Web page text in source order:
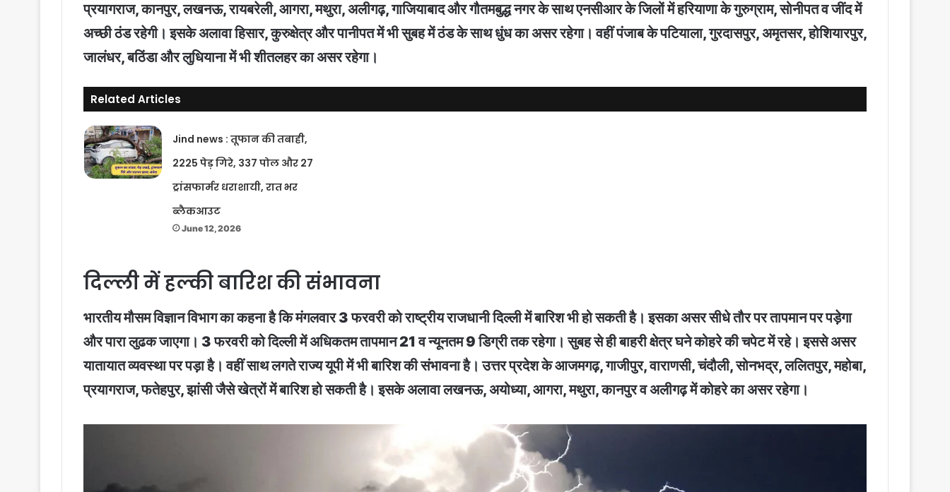
प्रयागराज, कानपुर, लखनऊ, रायबरेली, आगरा, मथुरा, अलीगढ़, गाजियाबाद और गौतमबुद्ध नगर के साथ एनसीआर के जिलों में हरियाणा के गुरुग्राम, सोनीपत व जींद में
अच्छी ठंड रहेगी। इसके अलावा हिसार, कुरुक्षेत्र और पानीपत में भी सुबह में ठंड के साथ धुंध का असर रहेगा। वहीं पंजाब के पटियाला, गुरदासपुर, अमृतसर, होशियारपुर,
जालंधर, बठिंडा और लुधियाना में भी शीतलहर का असर रहेगा।
Related Articles
Jind news : तूफान की तबाही,
2225 पेड़ गिरे, 337 पोल और 27
ट्रांसफार्मर धराशायी, रात भर
ब्लैकआउट
June 12, 2026
दिल्ली में हल्की बारिश की संभावना
भारतीय मौसम विज्ञान विभाग का कहना है कि मंगलवार 3 फरवरी को राष्ट्रीय राजधानी दिल्ली में बारिश भी हो सकती है। इसका असर सीधे तौर पर तापमान पर पड़ेगा
और पारा लुढक जाएगा। 3 फरवरी को दिल्ली में अधिकतम तापमान 21 व न्यूनतम 9 डिग्री तक रहेगा। सुबह से ही बाहरी क्षेत्र घने कोहरे की चपेट में रहे। इससे असर
यातायात व्यवस्था पर पड़ा है। वहीं साथ लगते राज्य यूपी में भी बारिश की संभावना है। उत्तर प्रदेश के आजमगढ़, गाजीपुर, वाराणसी, चंदौली, सोनभद्र, ललितपुर, महोबा,
प्रयागराज, फतेहपुर, झांसी जैसे खेत्रों में बारिश हो सकती है। इसके अलावा लखनऊ, अयोध्या, आगरा, मथुरा, कानपुर व अलीगढ़ में कोहरे का असर रहेगा।